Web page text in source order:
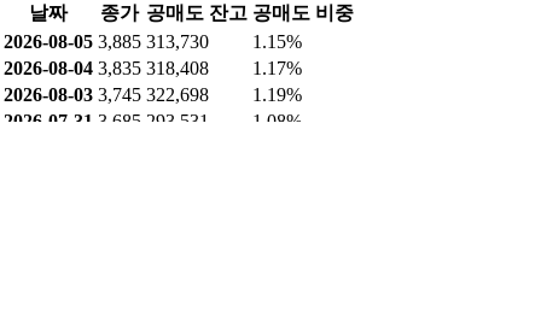
날짜 종가 공매도 잔고 공매도 비중
2026-08-05 3,885 313,730
1.15%
2026-08-04 3,835 318,408
1.17%
2026-08-03 3,745 322,698
1.19%
2026-07-31 3,685 293,531
1.08%